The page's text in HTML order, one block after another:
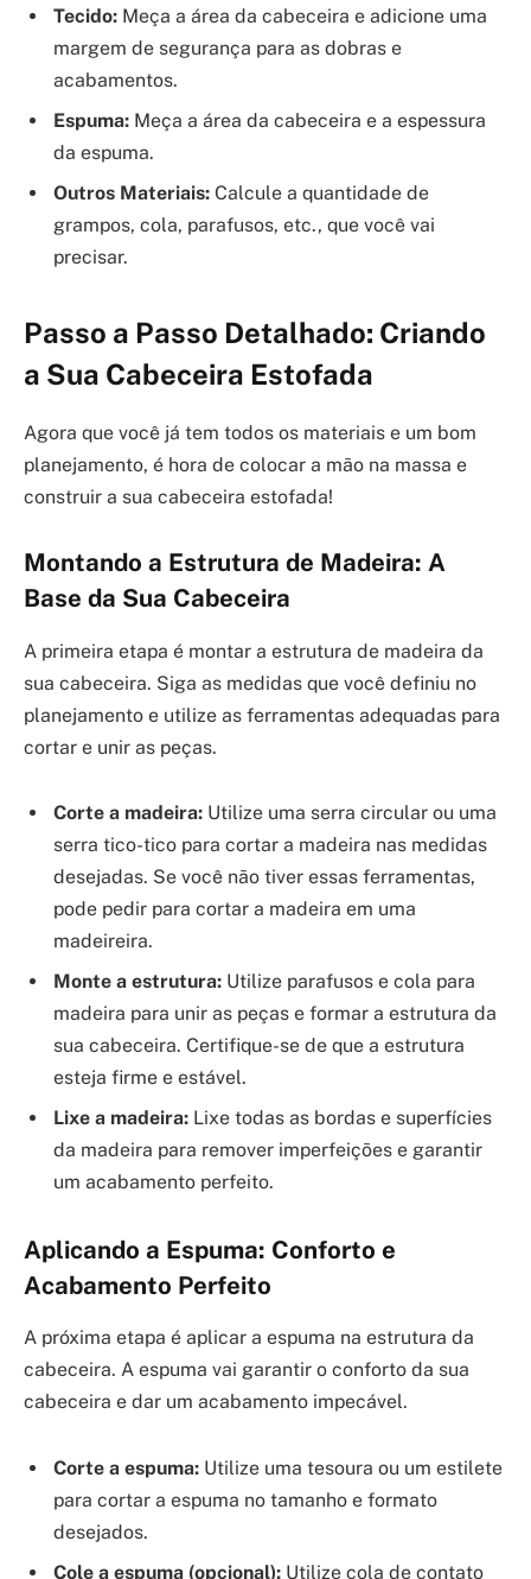
Tecido: Meça a área da cabeceira e adicione uma
margem de segurança para as dobras e
acabamentos.
Espuma: Meça a área da cabeceira e a espessura
da espuma.
Outros Materiais: Calcule a quantidade de
grampos, cola, parafusos, etc., que você vai
precisar.
Passo a Passo Detalhado: Criando
a Sua Cabeceira Estofada
Agora que você já tem todos os materiais e um bom
planejamento, é hora de colocar a mão na massa e
construir a sua cabeceira estofada!
Montando a Estrutura de Madeira: A
Base da Sua Cabeceira
A primeira etapa é montar a estrutura de madeira da
sua cabeceira. Siga as medidas que você definiu no
planejamento e utilize as ferramentas adequadas para
cortar e unir as peças.
Corte a madeira: Utilize uma serra circular ou uma
serra tico-tico para cortar a madeira nas medidas
desejadas. Se você não tiver essas ferramentas,
pode pedir para cortar a madeira em uma
madeireira.
Monte a estrutura: Utilize parafusos e cola para
madeira para unir as peças e formar a estrutura da
sua cabeceira. Certifique-se de que a estrutura
esteja firme e estável.
Lixe a madeira: Lixe todas as bordas e superfícies
da madeira para remover imperfeições e garantir
um acabamento perfeito.
Aplicando a Espuma: Conforto e
Acabamento Perfeito
A próxima etapa é aplicar a espuma na estrutura da
cabeceira. A espuma vai garantir o conforto da sua
cabeceira e dar um acabamento impecável.
Corte a espuma: Utilize uma tesoura ou um estilete
para cortar a espuma no tamanho e formato
desejados.
Cole a espuma (opcional): Utilize cola de contato